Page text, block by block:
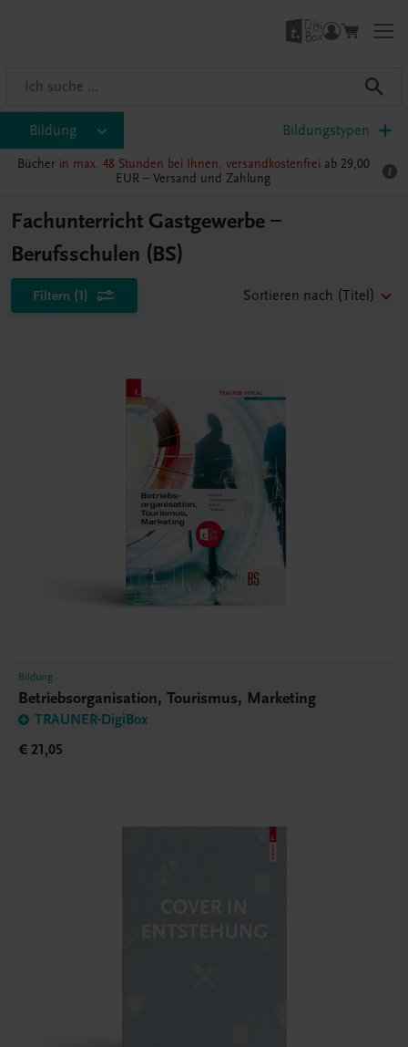
Bildung Bildungstypen
Bücher in max. 48 Stunden bei Ihnen, versandkostenfrei ab 29,00
EUR – Versand und Zahlung
Fachunterricht Gastgewerbe –
Berufsschulen (BS)
Filtern (1) Sortieren nach (Titel)
Bildung
Betriebsorganisation, Tourismus, Marketing
TRAUNER-DigiBox
€ 21,05